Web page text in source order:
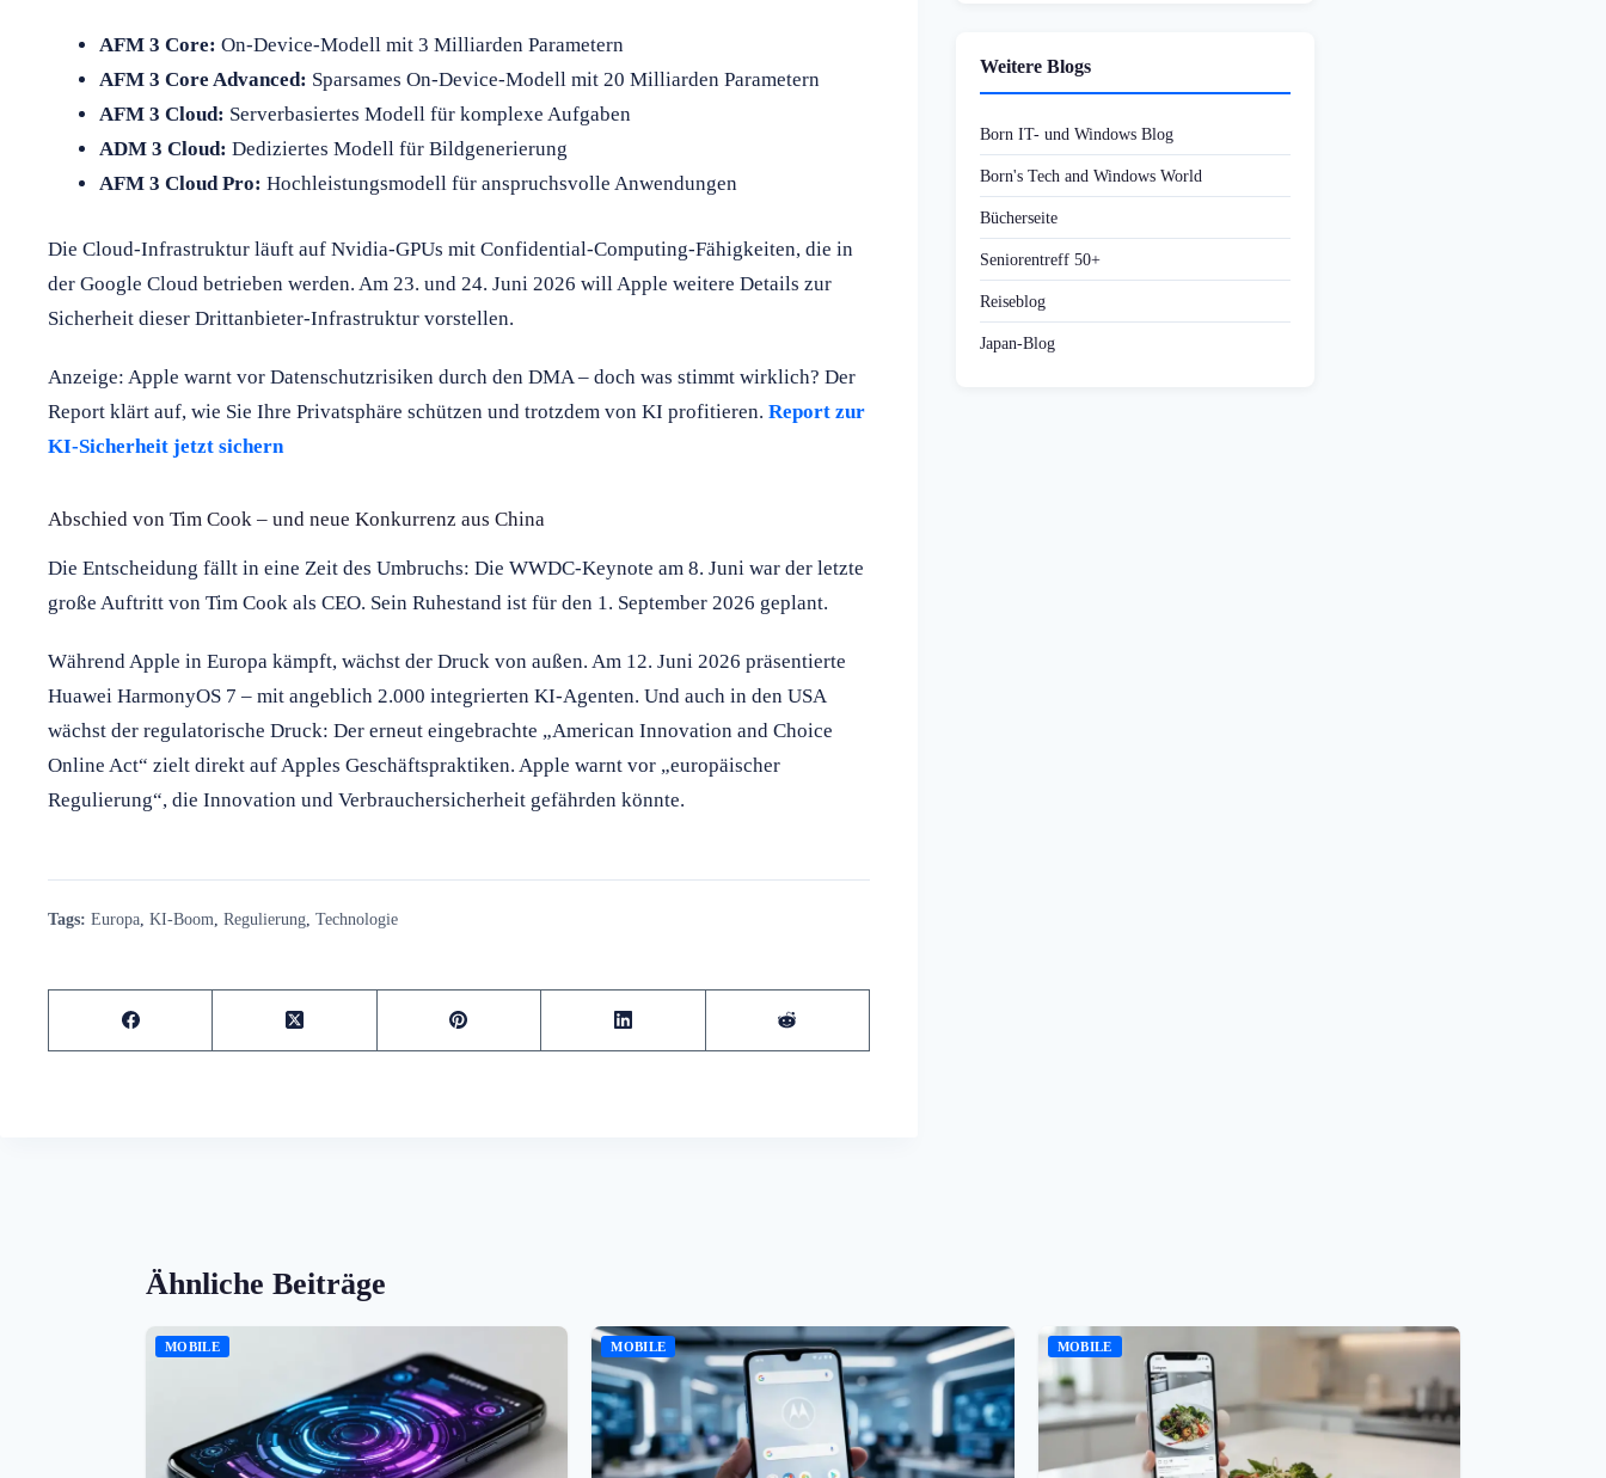
AFM 3 Core: On-Device-Modell mit 3 Milliarden Parametern
AFM 3 Core Advanced: Sparsames On-Device-Modell mit 20 Milliarden Parametern
AFM 3 Cloud: Serverbasiertes Modell für komplexe Aufgaben
ADM 3 Cloud: Dediziertes Modell für Bildgenerierung
AFM 3 Cloud Pro: Hochleistungsmodell für anspruchsvolle Anwendungen
Die Cloud-Infrastruktur läuft auf Nvidia-GPUs mit Confidential-Computing-Fähigkeiten, die in
der Google Cloud betrieben werden. Am 23. und 24. Juni 2026 will Apple weitere Details zur
Sicherheit dieser Drittanbieter-Infrastruktur vorstellen.
Anzeige: Apple warnt vor Datenschutzrisiken durch den DMA – doch was stimmt wirklich? Der
Report klärt auf, wie Sie Ihre Privatsphäre schützen und trotzdem von KI profitieren. Report zur
KI-Sicherheit jetzt sichern
Abschied von Tim Cook – und neue Konkurrenz aus China
Die Entscheidung fällt in eine Zeit des Umbruchs: Die WWDC-Keynote am 8. Juni war der letzte
große Auftritt von Tim Cook als CEO. Sein Ruhestand ist für den 1. September 2026 geplant.
Während Apple in Europa kämpft, wächst der Druck von außen. Am 12. Juni 2026 präsentierte
Huawei HarmonyOS 7 – mit angeblich 2.000 integrierten KI-Agenten. Und auch in den USA
wächst der regulatorische Druck: Der erneut eingebrachte „American Innovation and Choice
Online Act“ zielt direkt auf Apples Geschäftspraktiken. Apple warnt vor „europäischer
Regulierung“, die Innovation und Verbrauchersicherheit gefährden könnte.
Tags: Europa KI-Boom Regulierung Technologie
Weitere Blogs
Born IT- und Windows Blog
Born's Tech and Windows World
Bücherseite
Seniorentreff 50+
Reiseblog
Japan-Blog
Ähnliche Beiträge
MOBILE MOBILE MOBILE